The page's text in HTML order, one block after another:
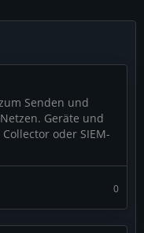
Senden und
Geräte und
oder SIEM-
0